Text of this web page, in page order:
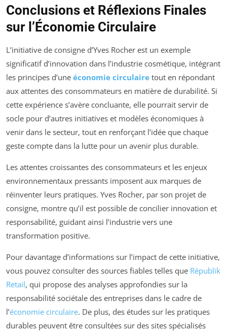
Conclusions et Réflexions Finales
sur l’Économie Circulaire
L’initiative de consigne d’Yves Rocher est un exemple
significatif d’innovation dans l’industrie cosmétique, intégrant
les principes d’une économie circulaire tout en répondant
aux attentes des consommateurs en matière de durabilité. Si
cette expérience s’avère concluante, elle pourrait servir de
socle pour d’autres initiatives et modèles économiques à
venir dans le secteur, tout en renforçant l’idée que chaque
geste compte dans la lutte pour un avenir plus durable.
Les attentes croissantes des consommateurs et les enjeux
environnementaux pressants imposent aux marques de
réinventer leurs pratiques. Yves Rocher, par son projet de
consigne, montre qu’il est possible de concilier innovation et
responsabilité, guidant ainsi l’industrie vers une
transformation positive.
Pour davantage d’informations sur l’impact de cette initiative,
vous pouvez consulter des sources fiables telles que Républik
Retail, qui propose des analyses approfondies sur la
responsabilité sociétale des entreprises dans le cadre de
l’économie circulaire. De plus, des études sur les pratiques
durables peuvent être consultées sur des sites spécialisés